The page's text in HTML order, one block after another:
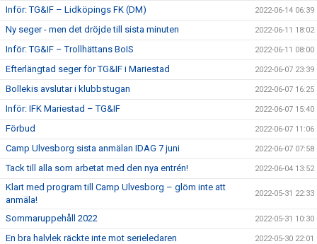
Inför: TG&IF – Lidköpings FK (DM) 2022-06-14 06:39
Ny seger - men det dröjde till sista minuten 2022-06-11 18:02
Inför: TG&IF – Trollhättans BoIS 2022-06-11 08:00
Efterlängtad seger för TG&IF i Mariestad 2022-06-07 23:39
Bollekis avslutar i klubbstugan 2022-06-07 16:25
Inför: IFK Mariestad – TG&IF 2022-06-07 15:40
Förbud 2022-06-07 11:06
Camp Ulvesborg sista anmälan IDAG 7 juni 2022-06-07 07:58
Tack till alla som arbetat med den nya entrén! 2022-06-04 13:52
Klart med program till Camp Ulvesborg – glöm inte att
anmäla!
2022-05-31 22:33
Sommaruppehåll 2022 2022-05-31 10:30
En bra halvlek räckte inte mot serieledaren 2022-05-30 22:01